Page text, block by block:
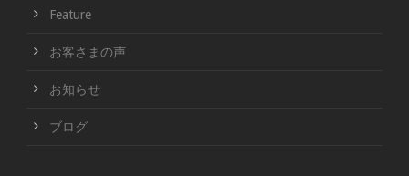
Feature
お客さまの声
お知らせ
ブログ